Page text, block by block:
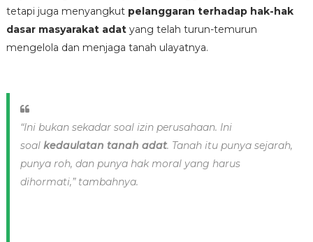
tetapi juga menyangkut pelanggaran terhadap hak-hak
dasar masyarakat adatyang telah turun-temurun
mengelola dan menjaga tanah ulayatnya.
“Ini bukan sekadar soal izin perusahaan. Ini
soal kedaulatan tanah adat. Tanah itu punya sejarah,
punya roh, dan punya hak moral yang harus
dihormati,” tambahnya.